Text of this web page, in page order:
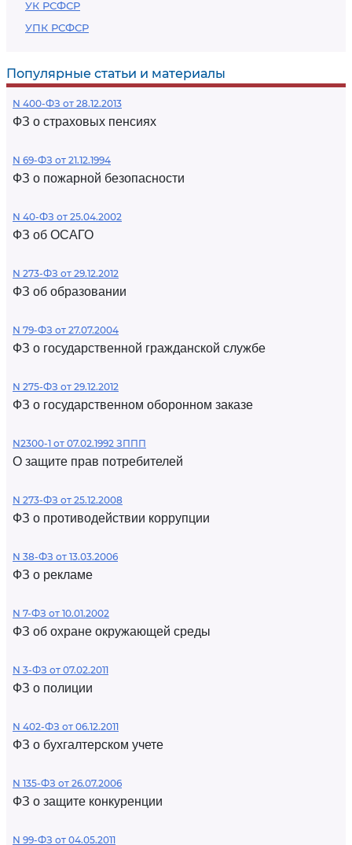
УК РСФСР
УПК РСФСР
Популярные статьи и материалы
N 400-ФЗ от 28.12.2013
ФЗ о страховых пенсиях
N 69-ФЗ от 21.12.1994
ФЗ о пожарной безопасности
N 40-ФЗ от 25.04.2002
ФЗ об ОСАГО
N 273-ФЗ от 29.12.2012
ФЗ об образовании
N 79-ФЗ от 27.07.2004
ФЗ о государственной гражданской службе
N 275-ФЗ от 29.12.2012
ФЗ о государственном оборонном заказе
N2300-1 от 07.02.1992 ЗППП
О защите прав потребителей
N 273-ФЗ от 25.12.2008
ФЗ о противодействии коррупции
N 38-ФЗ от 13.03.2006
ФЗ о рекламе
N 7-ФЗ от 10.01.2002
ФЗ об охране окружающей среды
N 3-ФЗ от 07.02.2011
ФЗ о полиции
N 402-ФЗ от 06.12.2011
ФЗ о бухгалтерском учете
N 135-ФЗ от 26.07.2006
ФЗ о защите конкуренции
N 99-ФЗ от 04.05.2011